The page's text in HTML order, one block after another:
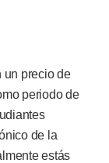
un precio de
periodo de
de la
estás